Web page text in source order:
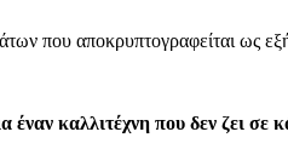
που αποκρυπτογραφείται ως
έναν καλλιτέχνη που δεν ζει